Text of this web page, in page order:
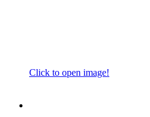
Click to open image!